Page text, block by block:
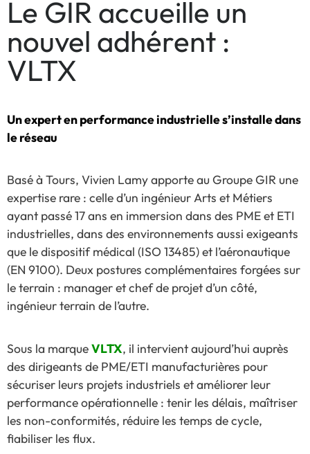
Le GIR accueille un
nouvel adhérent :
VLTX
Un expert en performance industrielle s’installe dans
le réseau
Basé à Tours, Vivien Lamy apporte au Groupe GIR une
expertise rare : celle d’un ingénieur Arts et Métiers
ayant passé 17 ans en immersion dans des PME et ETI
industrielles, dans des environnements aussi exigeants
que le dispositif médical (ISO 13485) et l’aéronautique
(EN 9100). Deux postures complémentaires forgées sur
le terrain : manager et chef de projet d’un côté,
ingénieur terrain de l’autre.
Sous la marqueVLTX, il intervient aujourd’hui auprès
des dirigeants de PME/ETI manufacturières pour
sécuriser leurs projets industriels et améliorer leur
performance opérationnelle : tenir les délais, maîtriser
les non-conformités, réduire les temps de cycle,
fiabiliser les flux.